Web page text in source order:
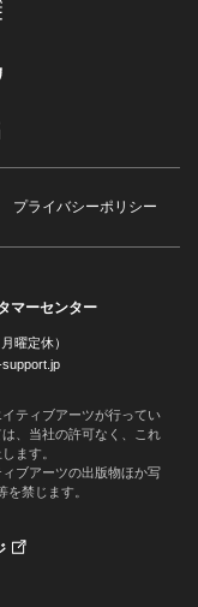
プライバシーポリシー
マーセンター
曜定休）
ティブアーツが行ってい
、当社の許可なく、これ
ます。
ブアーツの出版物ほか写
禁じます。